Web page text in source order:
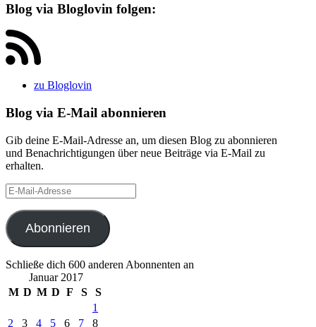
Blog via Bloglovin folgen:
zu Bloglovin
Blog via E-Mail abonnieren
Gib deine E-Mail-Adresse an, um diesen Blog zu abonnieren
und Benachrichtigungen über neue Beiträge via E-Mail zu
erhalten.
E-
Mail-
Adresse
Abonnieren
Schließe dich 600 anderen Abonnenten an
Januar 2017
M D M D F S
S
1
2
3 4 5 6 7 8